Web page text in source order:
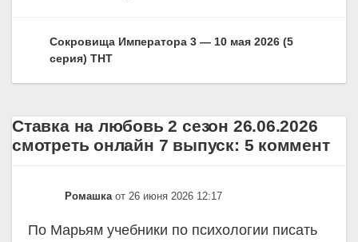
Сокровища Императора 3 — 10 мая 2026 (5
серия) ТНТ
Ставка на любовь 2 сезон 26.06.2026
смотреть онлайн 7 выпуск: 5 коммент
Ромашка от 26 июня 2026 12:17
По Марьям учебники по психологии писать